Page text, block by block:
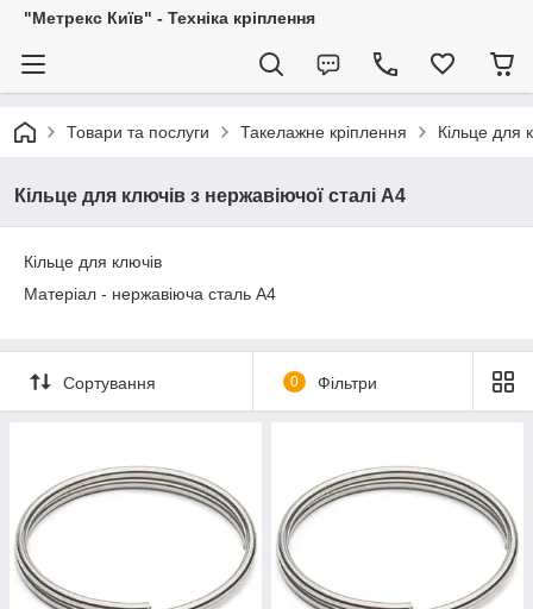
"Метрекс Київ" - Техніка кріплення
Товари та послуги Такелажне кріплення Кільце для
Кільце для ключів з нержавіючої сталі А4
Кільце для ключів
Матеріал - нержавіюча сталь А4
Сортування 0 Фільтри